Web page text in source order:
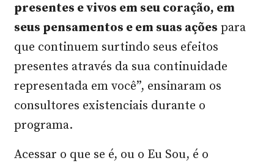
presentes e vivos em seu coração, em
seus pensamentos e em suas ações para
que continuem surtindo seus efeitos
presentes através da sua continuidade
representada em você”, ensinaram os
consultores existenciais durante o
programa.
Acessar o que se é, ou o Eu Sou, é o